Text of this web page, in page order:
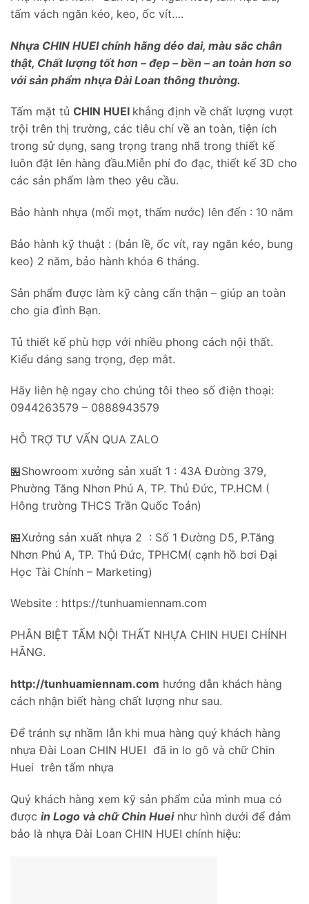
tấm vách ngăn kéo, keo, ốc vít….
Nhựa CHIN HUEI chính hãng dẻo dai, màu sắc chân
thật, Chất lượng tốt hơn – đẹp – bền – an toàn hơn so
với sản phẩm nhựa Đài Loan thông thường.
Tấm mặt tủ CHIN HUEI khẳng định về chất lượng vượt
trội trên thị trường, các tiêu chí về an toàn, tiện ích
trong sử dụng, sang trọng trang nhã trong thiết kế
luôn đặt lên hàng đầu.Miễn phí đo đạc, thiết kế 3D cho
các sản phẩm làm theo yêu cầu.
Bảo hành nhựa (mối mọt, thấm nước) lên đến : 10 năm
Bảo hành kỹ thuật : (bản lề, ốc vít, ray ngăn kéo, bung
keo) 2 năm, bảo hành khóa 6 tháng.
Sản phẩm được làm kỹ càng cẩn thận – giúp an toàn
cho gia đình Bạn.
Tủ thiết kế phù hợp với nhiều phong cách nội thất.
Kiểu dáng sang trọng, đẹp mắt.
Hãy liên hệ ngay cho chúng tôi theo số điện thoại:
0944263579 – 0888943579
HỖ TRỢ TƯ VẤN QUA ZALO
🏪Showroom xưởng sản xuất 1 : 43A Đường 379,
Phường Tăng Nhơn Phú A, TP. Thủ Đức, TP.HCM (
Hông trường THCS Trần Quốc Toản)
🏪Xưởng sản xuất nhựa 2 : Số 1 Đường D5, P.Tăng
Nhơn Phú A, TP. Thủ Đức, TPHCM( cạnh hồ bơi Đại
Học Tài Chính – Marketing)
Website : https://tunhuamiennam.com
PHÂN BIỆT TẤM NỘI THẤT NHỰA CHIN HUEI CHÍNH
HÃNG.
http://tunhuamiennam.com hướng dẫn khách hàng
cách nhận biết hàng chất lượng như sau.
Để tránh sự nhầm lẫn khi mua hàng quý khách hàng
nhựa Đài Loan CHIN HUEI đã in lo gô và chữ Chin
Huei trên tấm nhựa
Quý khách hàng xem kỹ sản phẩm của mình mua có
được in Logo và chữ Chin Hueinhư hình dưới để đảm
bảo là nhựa Đài Loan CHIN HUEI chính hiệu: